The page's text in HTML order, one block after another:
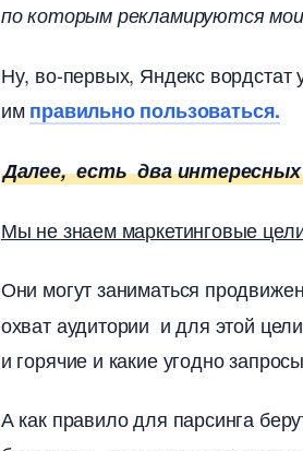
по которым рекламируются
Ну, во-первых, Яндекс
имправильно пользоваться.
Далее, есть два
Мы не знаем маркетинговые
Они могут заниматься
охват аудитории и для этой
и горячие и какие угодно
А как правило для парсинга